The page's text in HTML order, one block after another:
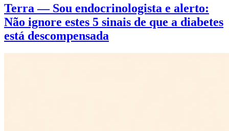
Terra — Sou endocrinologista e alerto:
Não ignore estes 5 sinais de que a diabetes
está descompensada